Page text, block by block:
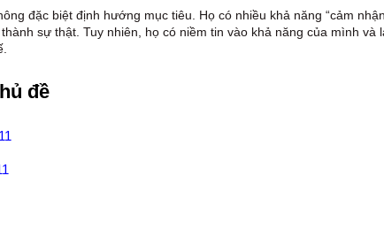
đặc biệt định hướng mục tiêu. Họ có nhiều khả năng “cảm
sự thật. Tuy nhiên, họ có niềm tin vào khả năng của mình và
đề